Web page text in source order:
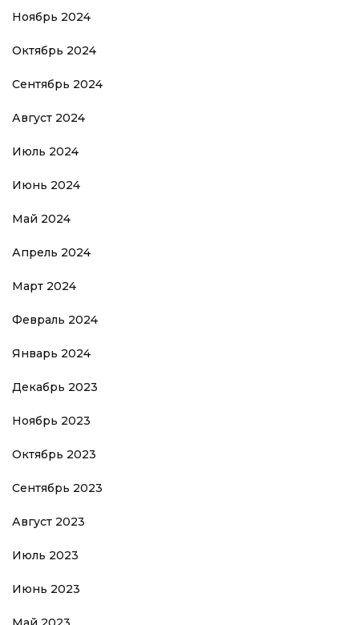
Ноябрь 2024
Октябрь 2024
Сентябрь 2024
Август 2024
Июль 2024
Июнь 2024
Май 2024
Апрель 2024
Март 2024
Февраль 2024
Январь 2024
Декабрь 2023
Ноябрь 2023
Октябрь 2023
Сентябрь 2023
Август 2023
Июль 2023
Июнь 2023